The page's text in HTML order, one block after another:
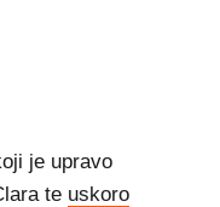
je upravo
te uskoro